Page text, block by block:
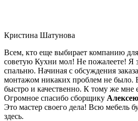
Кристина Шатунова
Всем, кто еще выбирает компанию
советую Кухни мол! Не пожалеете! Я
спальню. Начиная с обсуждения
монтажом никаких проблем не было.
быстро и качественно. К тому же мне
Огромное спасибо сборщику Алексею
Это мастер своего дела! Всю мебель
здесь.